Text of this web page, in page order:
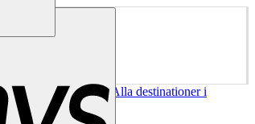
ChileCosta Rica Alla destinationer i
i